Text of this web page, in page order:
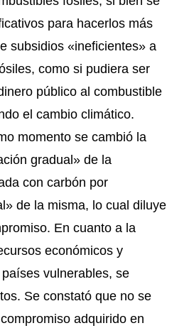
para hacerlos más
subsidios «ineficientes» a
como si pudiera ser
público al combustible
el cambio climático.
momento se cambió la
gradual» de la
con carbón por
de la misma, lo cual diluye
En cuanto a la
económicos y
vulnerables, se
Se constató que no se
adquirido en